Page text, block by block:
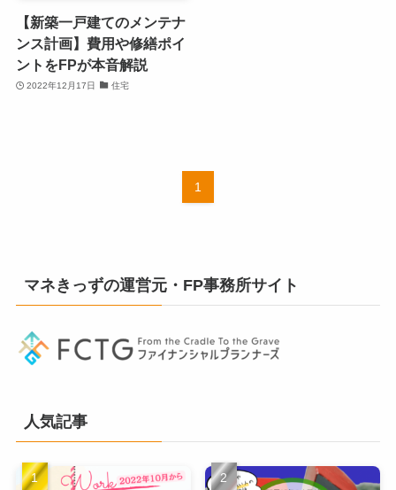
【新築一戸建てのメンテナ
ンス計画】費用や修繕ポイ
ントをFPが本音解説
2022年12月17日 住宅
1
マネきっずの運営元・FP事務所サイト
人気記事